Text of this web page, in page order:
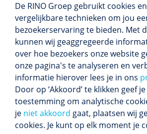
De RINO Groep gebruikt cookies
vergelijkbare technieken om jou
bezoekerservaring te bieden. Met
kunnen wij geaggregeerde
over hoe bezoekers onze website
onze pagina's te analyseren en
informatie hierover lees je in ons
Door op ‘Akkoord’ te klikken geef
toestemming om analytische
je niet akkoord gaat, plaatsen wij
cookies. Je kunt op elk moment je
Meer dan 250
Alle BIG-opleidingen
Cedeo-erkend en CRKBO-
Gemiddelde
Volg ons
Blijf op de hoogte van het
aanbod en ons laatste